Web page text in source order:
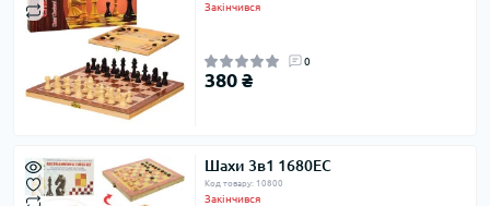
Закінчився
0
380 ₴
Шахи 3в1 1680EC
Код товару: 10800
Закінчився